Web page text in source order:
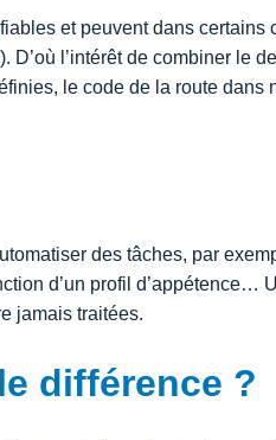
et peuvent dans certains
l’intérêt de combiner le
le code de la route dans
des tâches, par
d’un profil d’appétence…
jamais traitées.
différence ?